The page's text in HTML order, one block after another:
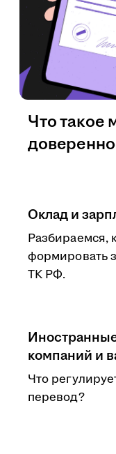
Оклад и
Разбираемся,
формировать
ТК РФ.
компаний и
Что
перевод?
Что такое